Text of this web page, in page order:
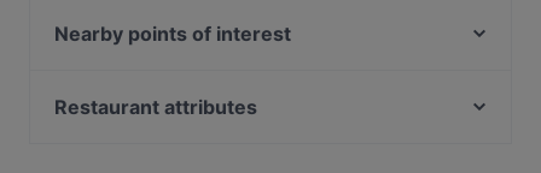
Twins Restaurant & Bar
Nearby points of interest
Eminonu, Istanbul
Restaurant attributes